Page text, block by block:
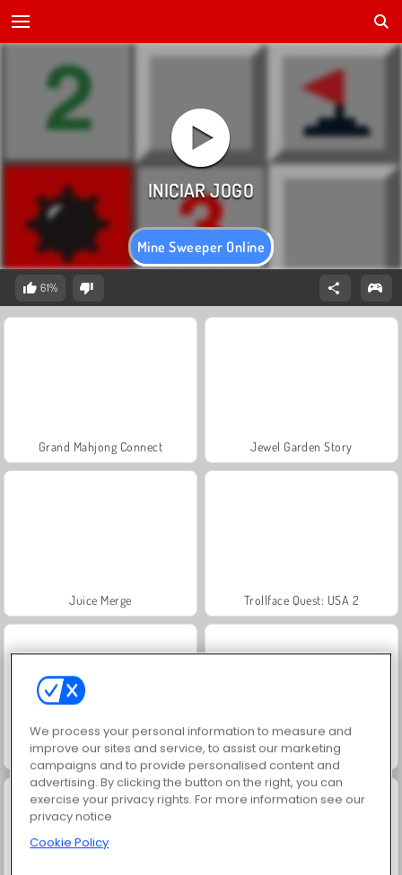
Mine Sweeper Online
61%
Grand Mahjong Connect Jewel Garden Story
Juice Merge Trollface Quest: USA 2
Masha and the Bear: Meadows Scala 40
We process your personal information to measure and
improve our sites and service, to assist our marketing
campaigns and to provide personalised content and
advertising. By clicking the button on the right, you can
exercise your privacy rights. For more information see our
privacy notice
Cookie Policy